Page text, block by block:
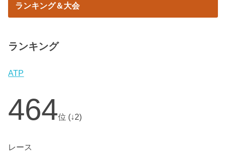
ランキング＆大会
ランキング
ATP
464位 (↓2)
レース